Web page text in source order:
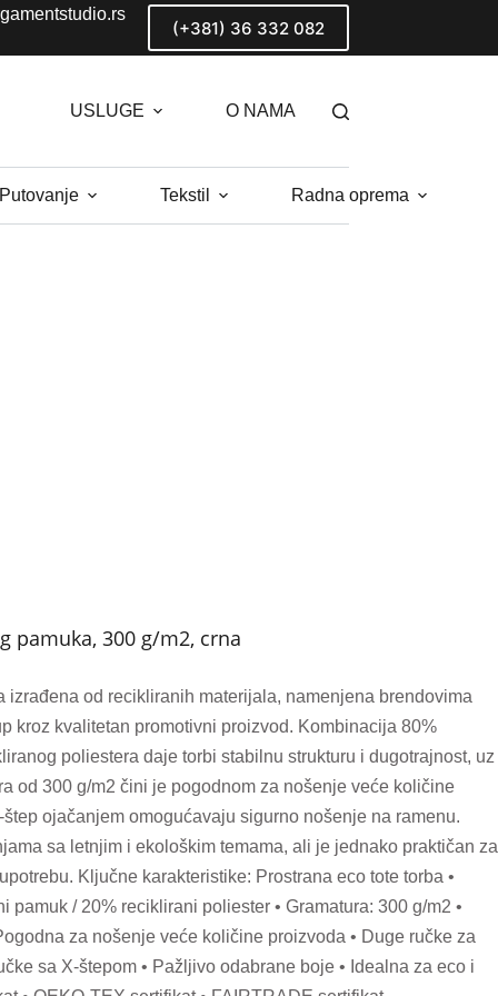
(+381) 36 332 082
USLUGE O NAMA
Tekstil Radna oprema
pamuka, 300 g/m2, crna
izrađena od recikliranih materijala, namenjena brendovima
kroz kvalitetan promotivni proizvod. Kombinacija 80%
poliestera daje torbi stabilnu strukturu i dugotrajnost, uz
od 300 g/m2 čini je pogodnom za nošenje veće količine
ojačanjem omogućavaju sigurno nošenje na ramenu.
sa letnjim i ekološkim temama, ali je jednako praktičan za
Ključne karakteristike: Prostrana eco tote torba •
pamuk / 20% reciklirani poliester • Gramatura: 300 g/m2 •
za nošenje veće količine proizvoda • Duge ručke za
sa X-štepom • Pažljivo odabrane boje • Idealna za eco i